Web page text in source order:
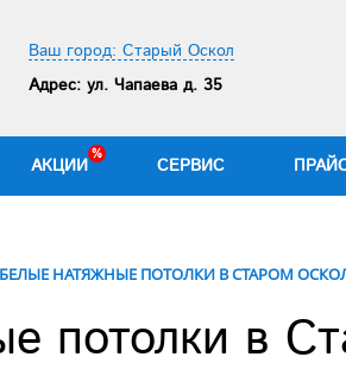
Ваш город: Старый Оскол
Адрес: ул. Чапаева д. 35
АКЦИИ СЕРВИС
БЕЛЫЕ НАТЯЖНЫЕ ПОТОЛКИ В СТАРОМ
потолки в